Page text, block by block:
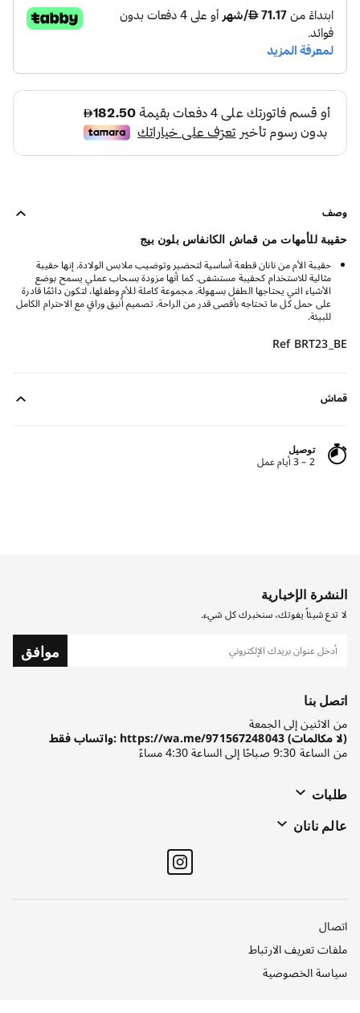
وصف
حقيبة للأمهات من قماش الكانفاس بلون بيج
حقيبة الأم من نانان قطعة أساسية لتحضير وتوضيب ملابس الولادة. إنها حقيبة
مثالية للاستخدام كحقيبة مستشفى. كما أنها مزودة بسحاب عملي يسمح بوضع
الأشياء التي يحتاجها الطفل بسهولة. مجموعة كاملة للأم وطفلها، لتكون دائمًا قادرة
على حمل كل ما تحتاجه بأقصى قدر من الراحة. تصميم أنيق وراقٍ مع الاحترام الكامل
للبيئة.
Ref BRT23_BE
قماش
توصيل
2 – 3 أيام عمل
النشرة الإخبارية
لا تدع شيئاً يفوتك، سنخبرك كل شيء.
موافق
اتصل بنا
من الاثنين إلى الجمعة
واتساب فقط: https://wa.me/971567248043 (لا مكالمات)
من الساعة 9:30 صباحًا إلى الساعة 4:30 مساءً
طلبات
عالم نانان
اتصال
ملفات تعريف الارتباط
سياسة الخصوصية